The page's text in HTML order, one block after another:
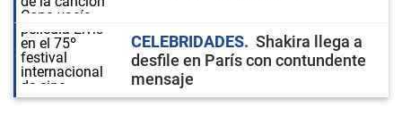
CELEBRIDADES
Shakira llega a
desfile en París con contundente
mensaje